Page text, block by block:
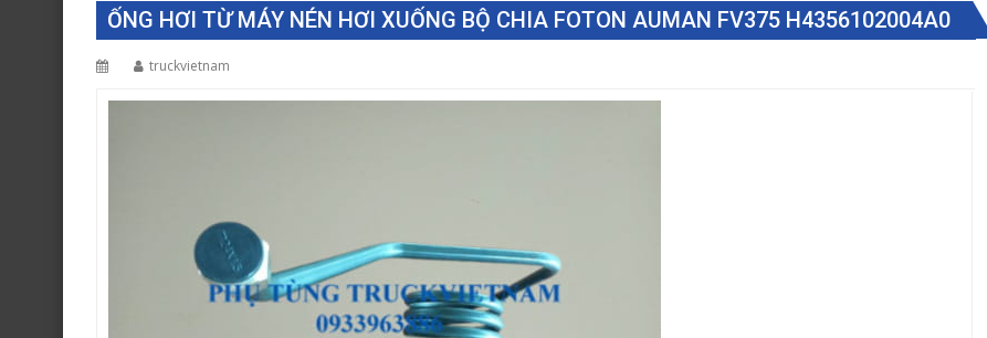
ỐNG HƠI TỪ MÁY NÉN HƠI XUỐNG BỘ CHIA FOTON AUMAN FV375 H4356102004A0
truckvietnam